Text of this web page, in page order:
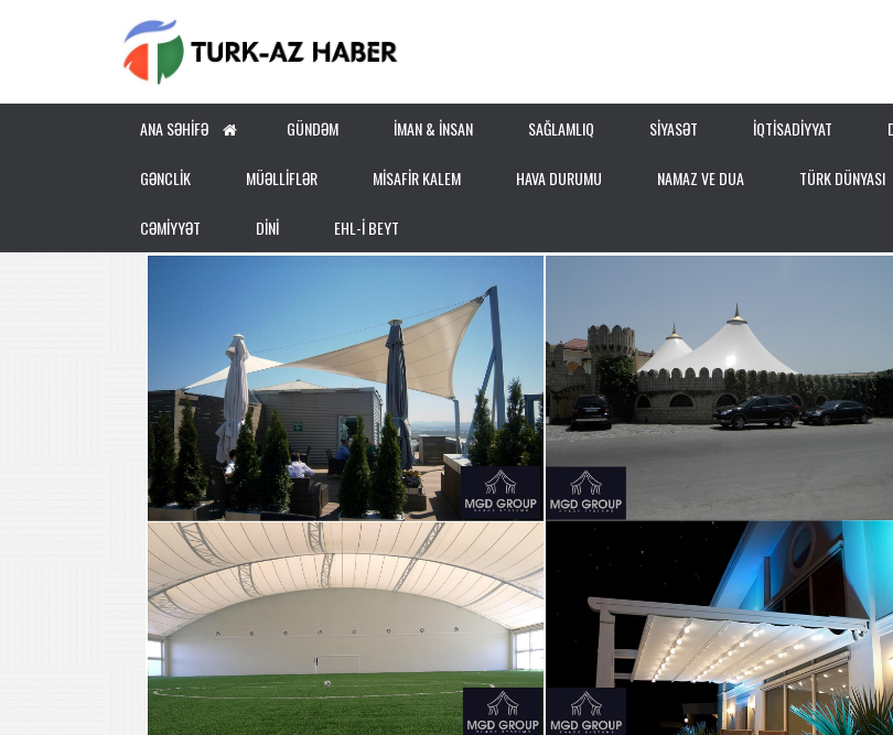
ANA SƏHIFƏ GÜNDƏM İMAN & İNSAN SAĞLAMLIQ SİYASƏT İQTİSADİYYAT
GƏNCLİK MÜƏLLİFLƏR MİSAFİR KALEM HAVA DURUMU NAMAZ VE DUA TÜRK DÜNYASI
CƏMİYYƏT DİNİ EHL-İ BEYT